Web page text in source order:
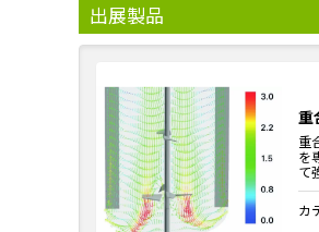
出展製品
重
重
を
て
カ